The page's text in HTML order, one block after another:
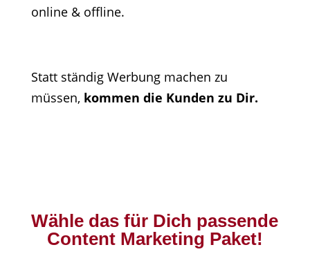
online & offline.
Statt ständig Werbung machen zu
müssen, kommen die Kunden zu Dir.
Wähle das für Dich passende
Content Marketing Paket!